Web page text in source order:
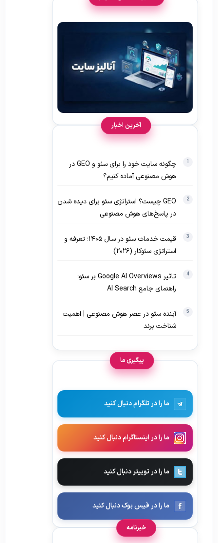
آخرین اخبار
چگونه سایت خود را برای سئو و GEO در
هوش مصنوعی آماده کنیم؟
GEO چیست؟ استراتژی سئو برای دیده‌ شدن
در پاسخ‌های هوش مصنوعی
قیمت خدمات سئو در سال ۱۴۰۵؛ تعرفه و
استراتژی سئوکار (۲۰۲۶)
تاثیر Google AI Overviews بر سئو:
راهنمای جامع AI Search
آینده سئو در عصر هوش مصنوعی | اهمیت
شناخت برند
پیگیری ما
ما را در تلگرام دنبال کنید
ما را در اینستاگرام دنبال کنید
ما را در توییتر دنبال کنید
ما را در فیس بوک دنبال کنید
خبرنامه